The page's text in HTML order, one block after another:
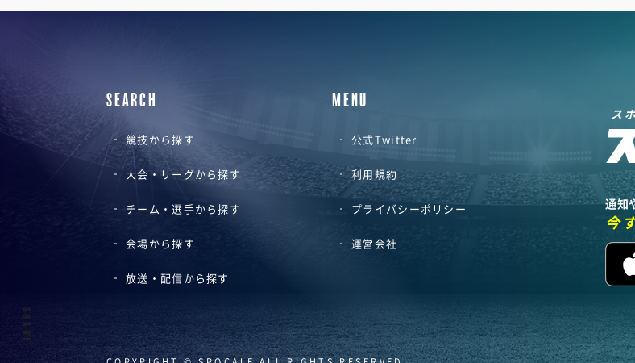
SEARCH
競技から探す
大会・リーグから探す
チーム・選手から探す
会場から探す
放送・配信から探す
MENU
公式Twitter
利用規約
プライバシーポリシー
運営会社
ス
通知
今
SHARE